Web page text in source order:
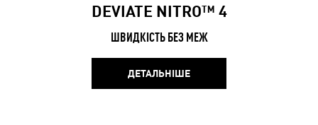
DEVIATE NITRO™ 4
ШВИДКІСТЬ БЕЗ МЕЖ
ДЕТАЛЬНІШЕ